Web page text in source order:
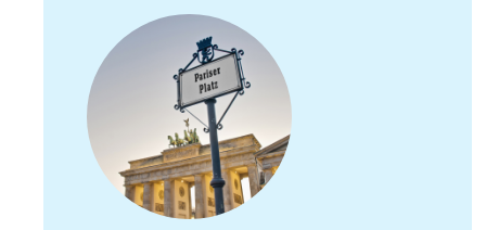
principale